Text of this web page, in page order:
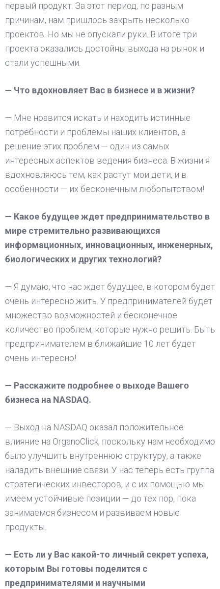
первый продукт. За этот период, по разным
причинам, нам пришлось закрыть несколько
проектов. Но мы не опускали руки. В итоге три
проекта оказались достойны выхода на рынок и
стали успешными.
— Что вдохновляет Вас в бизнесе и в жизни?
— Мне нравится искать и находить истинные
потребности и проблемы наших клиентов, а
решение этих проблем — один из самых
интересных аспектов ведения бизнеса. В жизни я
вдохновляюсь тем, как растут мои дети, и в
особенности — их бесконечным любопытством!
— Какое будущее ждет предпринимательство в
мире стремительно развивающихся
информационных, инновационных, инженерных,
биологических и других технологий?
— Я думаю, что нас ждет будущее, в котором будет
очень интересно жить. У предпринимателей будет
множество возможностей и бесконечное
количество проблем, которые нужно решить. Быть
предпринимателем в ближайшие 10 лет будет
очень интересно!
— Расскажите подробнее о выходе Вашего
бизнеса на NASDAQ.
— Выход на NASDAQ оказал положительное
влияние на OrganoClick, поскольку нам необходимо
было улучшить внутреннюю структуру, а также
наладить внешние связи. У нас теперь есть группа
стратегических инвесторов, и с их помощью мы
имеем устойчивые позиции — до тех пор, пока
занимаемся бизнесом и развиваем новые
продукты.
— Есть ли у Вас какой-то личный секрет успеха,
которым Вы готовы поделится с
предпринимателями и научными